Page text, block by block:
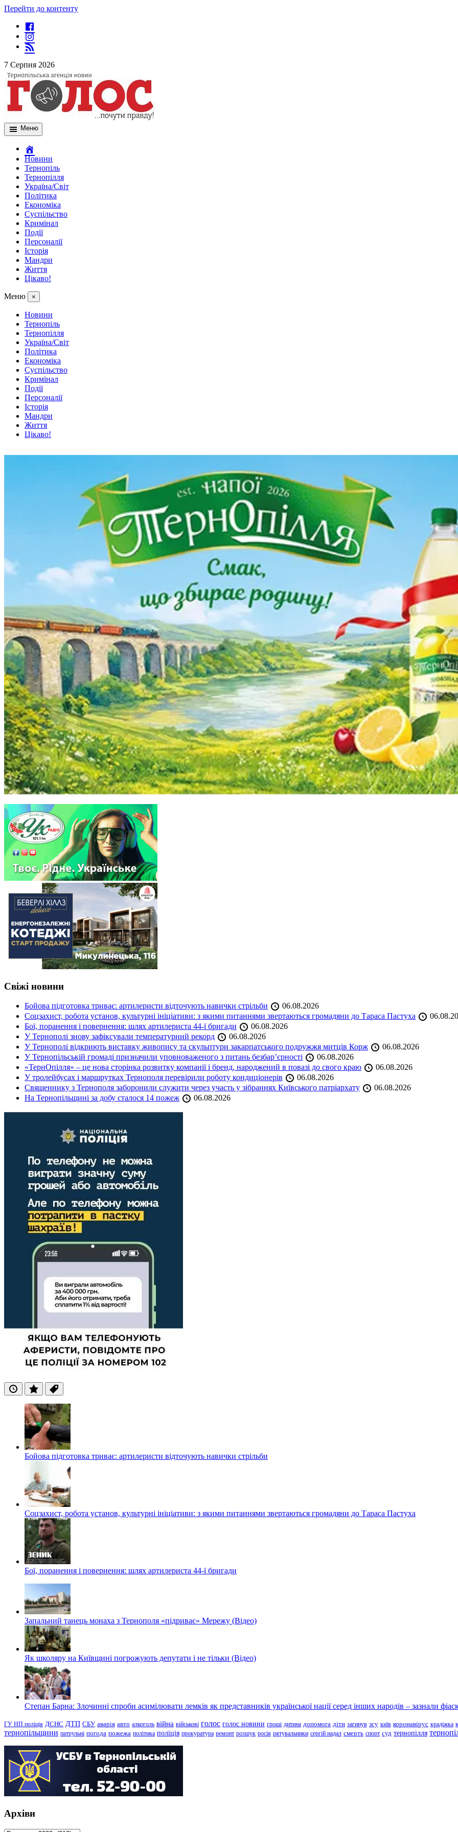
Перейти до контенту
7 Серпня 2026
Меню
Новини
Тернопіль
Тернопілля
Україна/Світ
Політика
Економіка
Суспільство
Кримінал
Події
Персоналії
Історія
Мандри
Життя
Цікаво!
Меню ×
Новини
Тернопіль
Тернопілля
Україна/Світ
Політика
Економіка
Суспільство
Кримінал
Події
Персоналії
Історія
Мандри
Життя
Цікаво!
Свіжі новини
Бойова підготовка триває: артилеристи відточують навички стрільби
06.08.2026
Соцзахист, робота установ, культурні ініціативи: з якими питаннями звертаються громадяни до Тараса Пастуха
Бої, поранення і повернення: шлях артилериста 44-ї бригади
06.08.2026
У Тернополі знову зафіксували температурний рекорд
06.08.2026
У Тернополі відкриють виставку живопису та скульптури закарпатського подружжя митців Корж
06.08.2026
У Тернопільській громаді призначили уповноваженого з питань безбар’єрності
06.08.2026
«ТернОпілля» – це нова сторінка розвитку компанії і бренд, народжений в повазі до свого краю
06.08.2026
У тролейбусах і маршрутках Тернополя перевірили роботу кондиціонерів
06.08.2026
Священнику з Тернополя заборонили служити через участь у зібраннях Київського патріархату
06.08.2026
На Тернопільщині за добу сталося 14 пожеж
06.08.2026
ОстанніПопулярні
Теги
Бойова підготовка триває: артилеристи відточують навички стрільби
Соцзахист, робота установ, культурні ініціативи: з якими питаннями звертаються громадяни до Тараса Пастуха
Бої, поранення і повернення: шлях артилериста 44-ї бригади
Запальний танець монаха з Тернополя «підриває» Мережу (Відео)
Як школяру на Київщині погрожують депутати і не тільки (Відео)
Степан Барна: Злочинні спроби асимілювати лемків як представників української нації серед інших народів – зазнали
ГУ НП поліція ДСНС ДТП СБУ аварія авто алкоголь війна військові голос голос новини гроші дитина допомога діти загинув зсу київ коронавірус крадіжка
тернопільщини патрульні погода пожежа політика поліція прокуратура ремонт розшук росія рятувальники сергій надал смерть спорт суд тернопілля
Архіви